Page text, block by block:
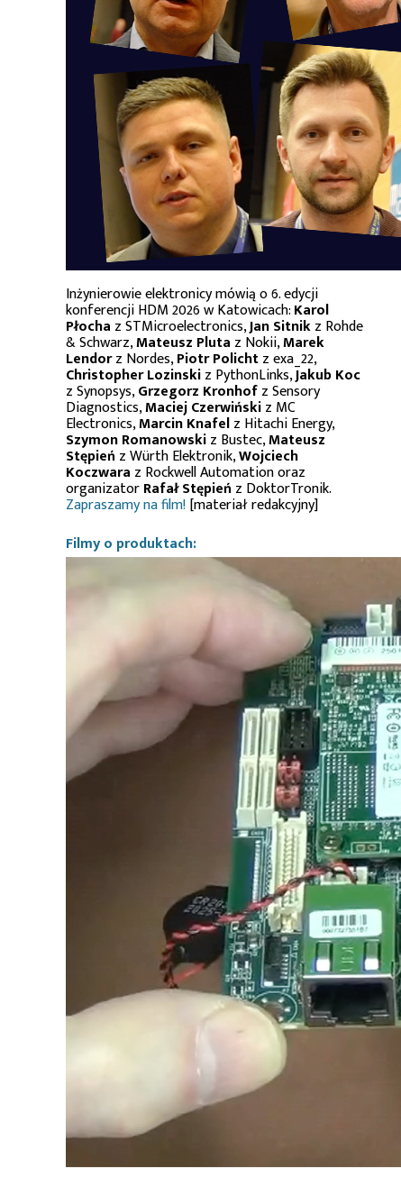
Inżynierowie elektronicy mówią o 6. edycji
konferencji HDM 2026 w Katowicach:Karol
Płocha z STMicroelectronics,Jan Sitnikz Rohde
& Schwarz,Mateusz Pluta z Nokii,Marek
Lendorz Nordes,Piotr Polichtz exa_22,
Christopher Lozinskiz PythonLinks,Jakub Koc
z Synopsys,Grzegorz Kronhofz Sensory
Diagnostics,Maciej Czerwińskiz MC
Electronics,Marcin Knafelz Hitachi Energy,
Szymon Romanowskiz Bustec,Mateusz
Stępień z Würth Elektronik,Wojciech
Koczwara z Rockwell Automation oraz
organizatorRafał Stępień z DoktorTronik.
Zapraszamy na film![materiał redakcyjny]
Filmy o produktach: